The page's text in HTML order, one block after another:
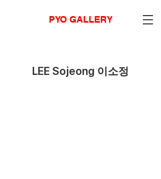
PYO GALLERY
LEE Sojeong 이소정